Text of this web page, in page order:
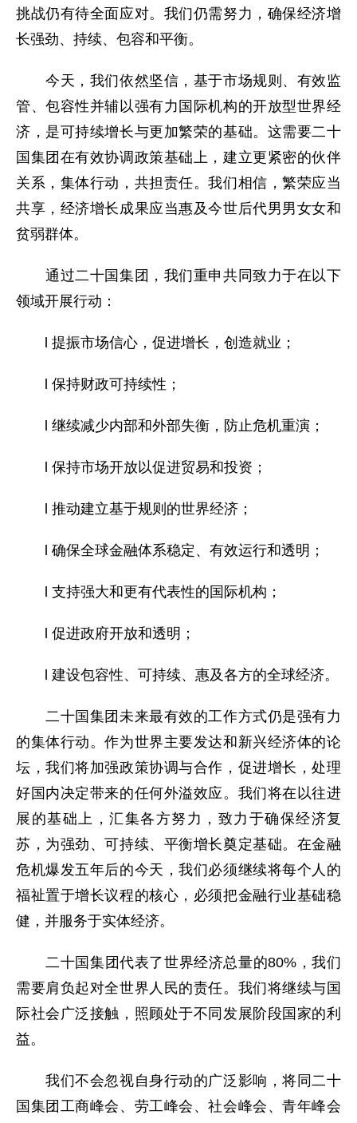
挑战仍有待全面应对。我们仍需努力，确保经济增
长强劲、持续、包容和平衡。
今天，我们依然坚信，基于市场规则、有效监
管、包容性并辅以强有力国际机构的开放型世界经
济，是可持续增长与更加繁荣的基础。这需要二十
国集团在有效协调政策基础上，建立更紧密的伙伴
关系，集体行动，共担责任。我们相信，繁荣应当
共享，经济增长成果应当惠及今世后代男男女女和
贫弱群体。
通过二十国集团，我们重申共同致力于在以下
领域开展行动：
l 提振市场信心，促进增长，创造就业；
l 保持财政可持续性；
l 继续减少内部和外部失衡，防止危机重演；
l 保持市场开放以促进贸易和投资；
l 推动建立基于规则的世界经济；
l 确保全球金融体系稳定、有效运行和透明；
l 支持强大和更有代表性的国际机构；
l 促进政府开放和透明；
l 建设包容性、可持续、惠及各方的全球经济。
二十国集团未来最有效的工作方式仍是强有力
的集体行动。作为世界主要发达和新兴经济体的论
坛，我们将加强政策协调与合作，促进增长，处理
好国内决定带来的任何外溢效应。我们将在以往进
展的基础上，汇集各方努力，致力于确保经济复
苏，为强劲、可持续、平衡增长奠定基础。在金融
危机爆发五年后的今天，我们必须继续将每个人的
福祉置于增长议程的核心，必须把金融行业基础稳
健，并服务于实体经济。
二十国集团代表了世界经济总量的80%，我们
需要肩负起对全世界人民的责任。我们将继续与国
际社会广泛接触，照顾处于不同发展阶段国家的利
益。
我们不会忽视自身行动的广泛影响，将同二十
国集团工商峰会、劳工峰会、社会峰会、青年峰会